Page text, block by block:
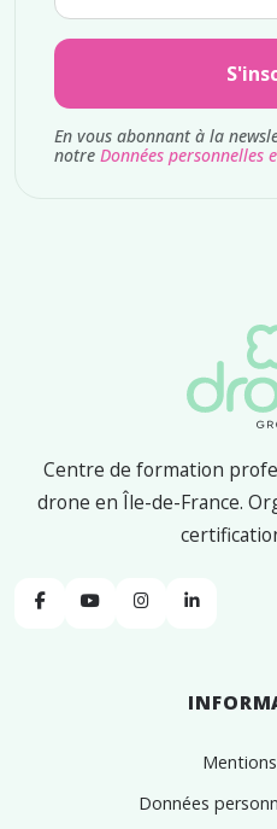
En vous abonnant à la
notre Données personnelles
Centre de formation
drone en Île-de-France.
FacebookYouTubeInstagram
Données